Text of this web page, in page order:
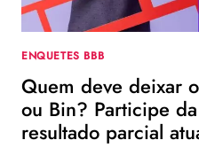
VOTAÇÃO
DO
PAREDÃO
ENQUETES BBB
Quem deve deixar
ou Bin? Participe
resultado parcial